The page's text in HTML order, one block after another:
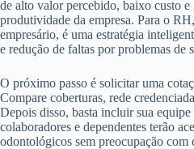
de alto valor percebido, baixo custo e
produtividade da empresa. Para o
empresário, é uma estratégia
e redução de faltas por problemas de
O próximo passo é solicitar uma
Compare coberturas, rede
Depois disso, basta incluir sua
colaboradores e dependentes terão
odontológicos sem preocupação com